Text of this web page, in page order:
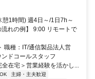
1時間) 週4日～/1日7h～
れの例】 9:00 リモートで
職種：IT/通信製品法人営
ドコールスタッフ
宅＞営業経験を活かし...
主婦・主夫歓迎